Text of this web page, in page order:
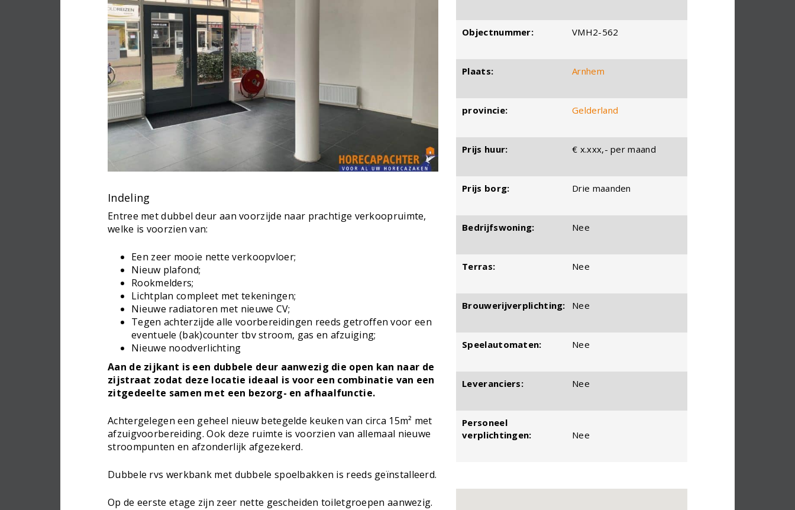
Indeling
Entree met dubbel deur aan voorzijde naar prachtige verkoopruimte,
welke is voorzien van:
Een zeer mooie nette verkoopvloer;
Nieuw plafond;
Rookmelders;
Lichtplan compleet met tekeningen;
Nieuwe radiatoren met nieuwe CV;
Tegen achterzijde alle voorbereidingen reeds getroffen voor een
eventuele (bak)counter tbv stroom, gas en afzuiging;
Nieuwe noodverlichting
Aan de zijkant is een dubbele deur aanwezig die open kan naar de
zijstraat zodat deze locatie ideaal is voor een combinatie van een
zitgedeelte samen met een bezorg- en afhaalfunctie.
Achtergelegen een geheel nieuw betegelde keuken van circa 15m² met
afzuigvoorbereiding. Ook deze ruimte is voorzien van allemaal nieuwe
stroompunten en afzonderlijk afgezekerd.
Dubbele rvs werkbank met dubbele spoelbakken is reeds geïnstalleerd.
Op de eerste etage zijn zeer nette gescheiden toiletgroepen aanwezig.
Objectnummer: VMH2-562
Plaats: Arnhem
provincie: Gelderland
Prijs huur: € x.xxx,- per maand
Prijs borg: Drie maanden
Bedrijfswoning: Nee
Terras: Nee
Brouwerijverplichting: Nee
Speelautomaten: Nee
Leveranciers: Nee
Personeel
verplichtingen:
Nee